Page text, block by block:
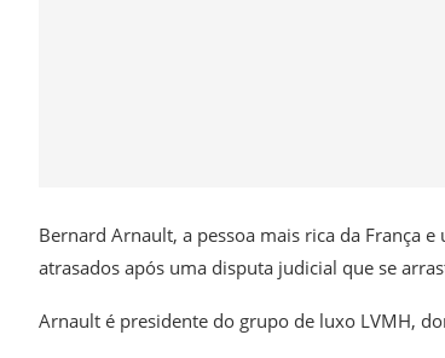
Bernard Arnault, a pessoa mais rica da França
atrasados após uma disputa judicial que se
Arnault é presidente do grupo de luxo LVMH,